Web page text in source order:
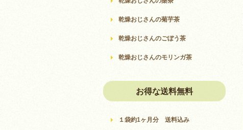
乾燥おじさんの菊芋茶
乾燥おじさんのごぼう茶
乾燥おじさんのモリンガ茶
お得な送料無料
１袋約1ヶ月分 送料込み